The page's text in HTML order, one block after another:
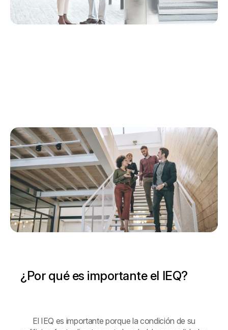
¿Por qué es importante el IEQ?
El IEQ es importante porque la condición de su